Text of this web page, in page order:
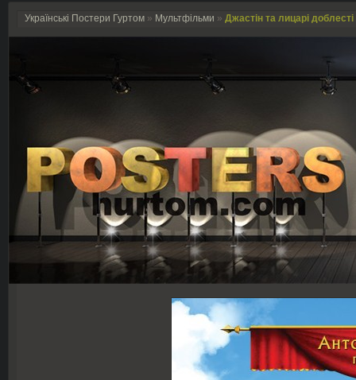
Українські Постери Гуртом » Мультфільми » Джастін та лицарі